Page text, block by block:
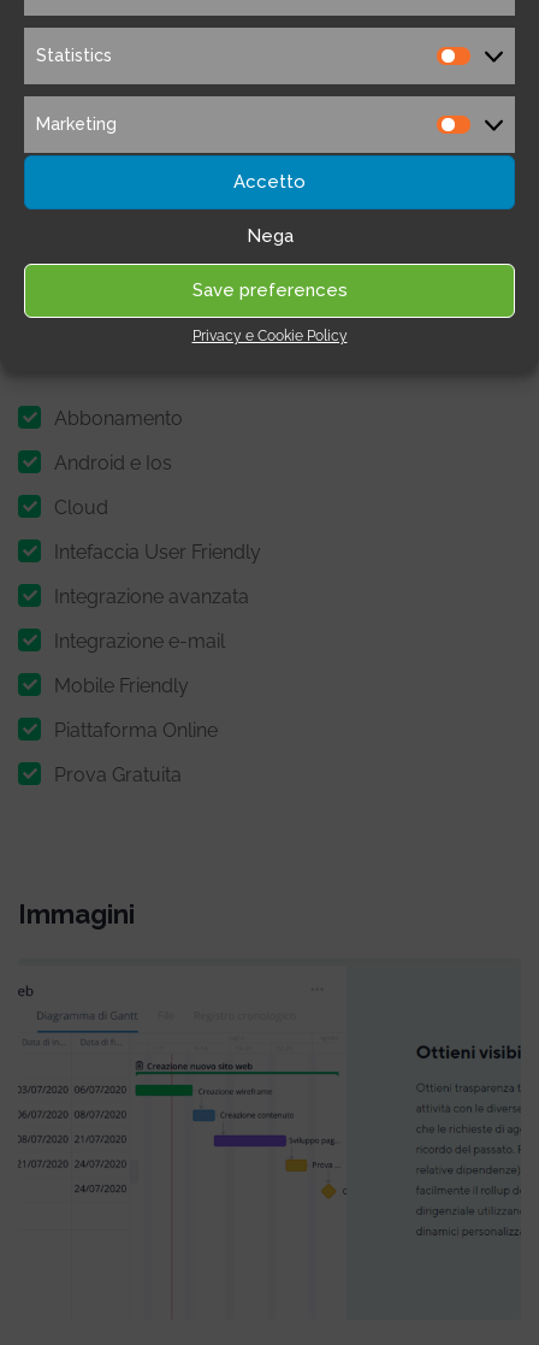
Statistics
Marketing
Accetto
Nega
Save preferences
Privacy e Cookie Policy
Abbonamento
Android e Ios
Cloud
Intefaccia User Friendly
Integrazione avanzata
Integrazione e-mail
Mobile Friendly
Piattaforma Online
Prova Gratuita
Immagini